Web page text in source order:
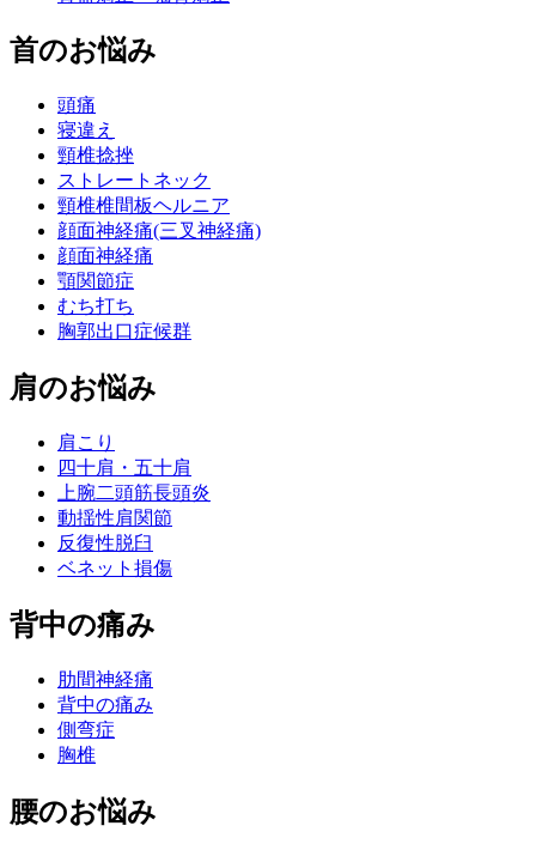
首のお悩み
頭痛
寝違え
頸椎捻挫
ストレートネック
頸椎椎間板ヘルニア
顔面神経痛(三叉神経痛)
顔面神経痛
顎関節症
むち打ち
胸郭出口症候群
肩のお悩み
肩こり
四十肩・五十肩
上腕二頭筋長頭炎
動揺性肩関節
反復性脱臼
ベネット損傷
背中の痛み
肋間神経痛
背中の痛み
側弯症
胸椎
腰のお悩み